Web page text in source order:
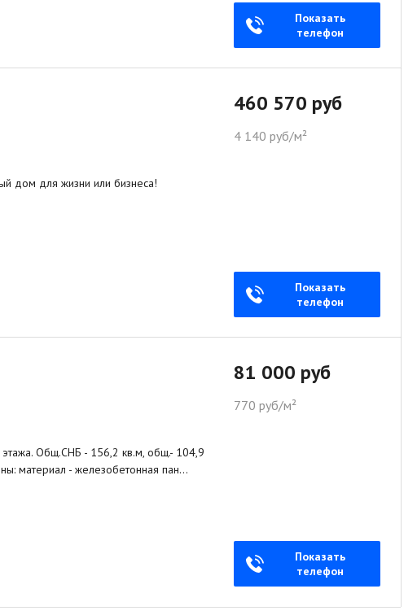
Показать
телефон
дом для жизни или бизнеса!
460 570 руб
4 140 руб/м²
Показать
телефон
Общ.СНБ - 156,2 кв.м, общ.- 104,9
материал - железобетонная пан…
81 000 руб
770 руб/м²
Показать
телефон